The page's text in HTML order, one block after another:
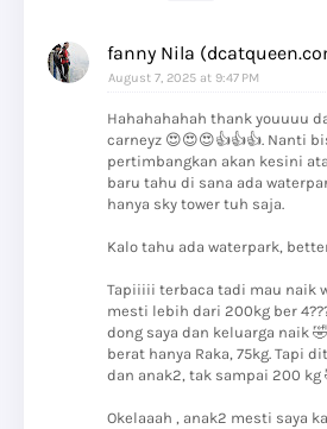
fanny Nila
August 7, 2025 at 9:47 PM
Hahahahahah thank youuuu
carneyz 😍😍😍👍👍👍. Nanti
pertimbangkan akan kesini
baru tahu di sana ada
hanya sky tower tuh saja.
Kalo tahu ada waterpark,
Tapiiiii terbaca tadi mau naik
mesti lebih dari 200kg ber
dong saya dan keluarga naik
berat hanya Raka, 75kg. Tapi
dan anak2, tak sampai 200 kg
Okelaaah , anak2 mesti saya